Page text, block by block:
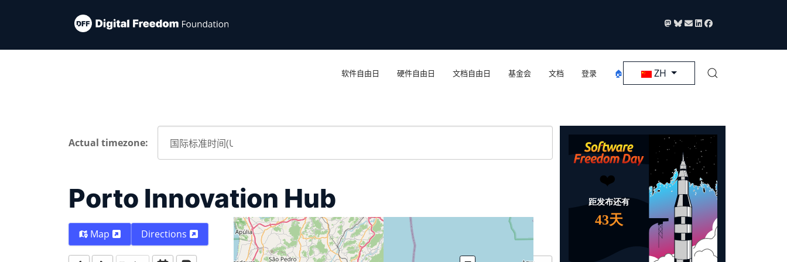
软件自由日 硬件自由日 文档自由日 基金会 文档 登录 🏠 选择你的语音
ZH
Actual timezone:
Porto Innovation Hub
Map Directions